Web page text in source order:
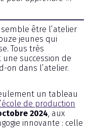
être l’atelier
jeunes qui
Tous très
une succession de
on dans l’atelier.
un tableau
de production
2024 , aux
innovante : celle